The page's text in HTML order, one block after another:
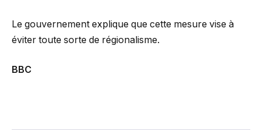
Le gouvernement explique que cette mesure vise à
éviter toute sorte de régionalisme.
BBC